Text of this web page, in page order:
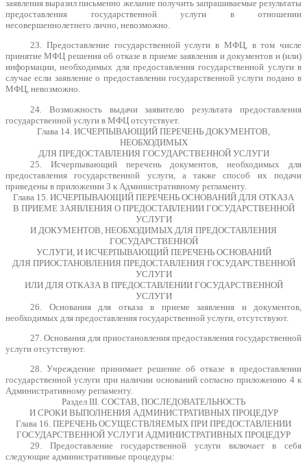
заявления выразил письменно желание получить запрашиваемые результаты
предоставления государственной услуги в отношении
несовершеннолетнего лично, невозможно.
23. Предоставление государственной услуги в МФЦ, в том числе
принятие МФЦ решения об отказе в приеме заявления и документов и (или)
информации, необходимых для предоставления государственной услуги в
случае если заявление о предоставлении государственной услуги подано в
МФЦ, невозможно.
24. Возможность выдачи заявителю результата предоставления
государственной услуги в МФЦ отсутствует.
Глава 14. ИСЧЕРПЫВАЮЩИЙ ПЕРЕЧЕНЬ ДОКУМЕНТОВ,
НЕОБХОДИМЫХ
ДЛЯ ПРЕДОСТАВЛЕНИЯ ГОСУДАРСТВЕННОЙ УСЛУГИ
25. Исчерпывающий перечень документов, необходимых для
предоставления государственной услуги, а также способ их подачи
приведены в приложении 3 к Административному регламенту.
Глава 15. ИСЧЕРПЫВАЮЩИЙ ПЕРЕЧЕНЬ ОСНОВАНИЙ ДЛЯ ОТКАЗА
В ПРИЕМЕ ЗАЯВЛЕНИЯ О ПРЕДОСТАВЛЕНИИ ГОСУДАРСТВЕННОЙ
УСЛУГИ
И ДОКУМЕНТОВ, НЕОБХОДИМЫХ ДЛЯ ПРЕДОСТАВЛЕНИЯ
ГОСУДАРСТВЕННОЙ
УСЛУГИ, И ИСЧЕРПЫВАЮЩИЙ ПЕРЕЧЕНЬ ОСНОВАНИЙ
ДЛЯ ПРИОСТАНОВЛЕНИЯ ПРЕДОСТАВЛЕНИЯ ГОСУДАРСТВЕННОЙ
УСЛУГИ
ИЛИ ДЛЯ ОТКАЗА В ПРЕДОСТАВЛЕНИИ ГОСУДАРСТВЕННОЙ
УСЛУГИ
26. Основания для отказа в приеме заявления и документов,
необходимых для предоставления государственной услуги, отсутствуют.
27. Основания для приостановления предоставления государственной
услуги отсутствуют.
28. Учреждение принимает решение об отказе в предоставлении
государственной услуги при наличии оснований согласно приложению 4 к
Административному регламенту.
Раздел III. СОСТАВ, ПОСЛЕДОВАТЕЛЬНОСТЬ
И СРОКИ ВЫПОЛНЕНИЯ АДМИНИСТРАТИВНЫХ ПРОЦЕДУР
Глава 16. ПЕРЕЧЕНЬ ОСУЩЕСТВЛЯЕМЫХ ПРИ ПРЕДОСТАВЛЕНИИ
ГОСУДАРСТВЕННОЙ УСЛУГИ АДМИНИСТРАТИВНЫХ ПРОЦЕДУР
29. Предоставление государственной услуги включает в себя
следующие административные процедуры: